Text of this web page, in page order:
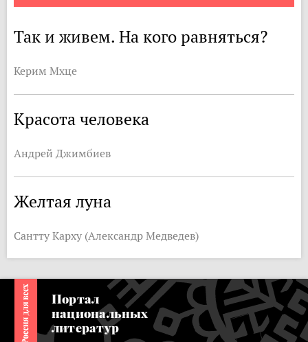
Так и живем. На кого равняться?
Керим Мхце
Красота человека
Андрей Джимбиев
Желтая луна
Сантту Карху (Александр Медведев)
Портал
национальных
литератур